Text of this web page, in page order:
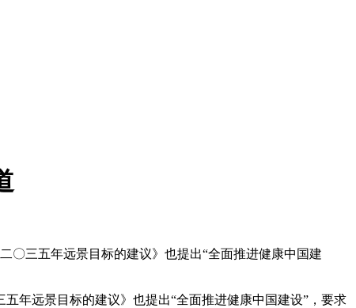
三五年远景目标的建议》也提出“全面推进健康中国建
年远景目标的建议》也提出“全面推进健康中国建设”，要求